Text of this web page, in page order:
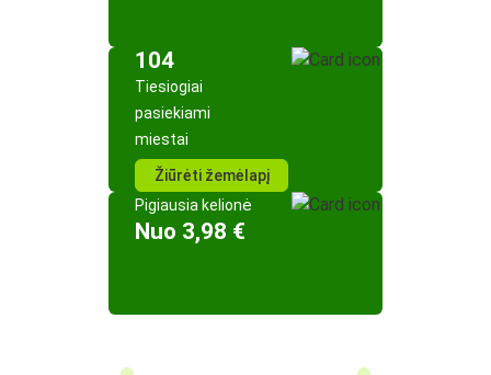
104
Tiesiogiai
pasiekiami
miestai
Žiūrėti žemėlapį
Pigiausia kelionė
Nuo 3,98 €